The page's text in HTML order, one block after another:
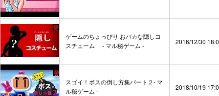
ゲームのちょっぴり おバカな隠しコ
スチューム - マル秘ゲーム -
2016/12/30
スゴイ！ボスの倒し方集パート２- マ
ル秘ゲーム -
2018/10/19